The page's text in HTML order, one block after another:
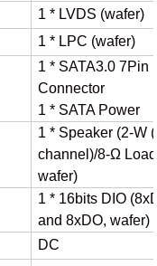
1 * LVDS (wafer)
1 * LPC (wafer)
1 * SATA3.0 7Pin
Connector
1 * SATA Power
1 * Speaker (2-W
channel)/8-Ω
wafer)
1 * 16bits DIO
and 8xDO, wafer)
DC